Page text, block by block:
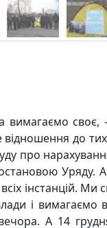
своє, –
до
про
Уряду. А
інстанцій.
і вимагаємо
А 14